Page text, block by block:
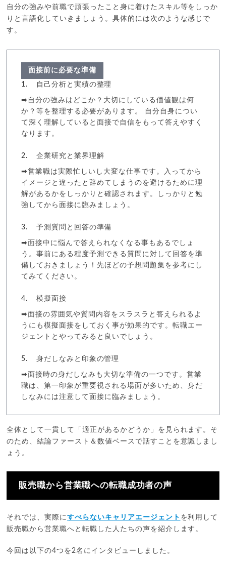
自分の強みや前職で頑張ったこと身に着けたスキル等をしっか
りと言語化していきましょう。具体的には次のような感じで
す。
面接前に必要な準備
自己分析と実績の整理
➡自分の強みはどこか？大切にしている価値観は何
か？等を整理する必要があります。 自分自身につい
て深く理解していると面接で自信をもって答えやすく
なります。
企業研究と業界理解
➡営業職は実際忙しいし大変な仕事です。入ってから
イメージと違ったと辞めてしまうのを避けるために理
解があるかをしっかりと確認されます。しっかりと勉
強してから面接に臨みましょう。
予測質問と回答の準備
➡面接中に悩んで答えられなくなる事もあるでしょ
う。事前にある程度予測できる質問に対して回答を準
備しておきましょう！先ほどの予想問題集を参考にし
てみてください。
模擬面接
➡面接の雰囲気や質問内容をスラスラと答えられるよ
うにも模擬面接をしておく事が効果的です。転職エー
ジェントとやってみると良いでしょう。
身だしなみと印象の管理
➡面接時の身だしなみも大切な準備の一つです。営業
職は、第一印象が重要視される場面が多いため、身だ
しなみには注意して面接に臨みましょう。
全体として一貫して「適正があるかどうか」を見られます。そ
のため、結論ファースト＆数値ベースで話すことを意識しまし
ょう。
販売職から営業職への転職成功者の声
それでは、実際にすべらないキャリアエージェント を利用して
販売職から営業職へと転職した人たちの声を紹介します。
今回は以下の4つを2名にインタビューしました。